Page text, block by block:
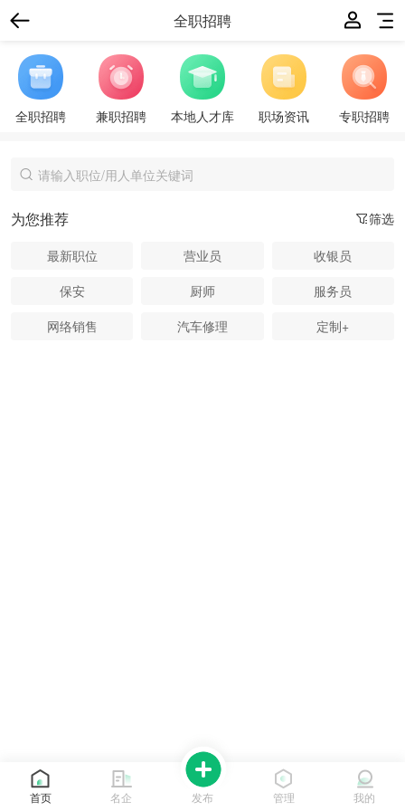
全职招聘
全职招聘 兼职招聘 本地人才库 职场资讯 专职招聘
筛选
为您推荐
最新职位 营业员
收银员
保安
厨师
服务员
网络销售
汽车修理 定制+
首页 名企 发布 管理 我的